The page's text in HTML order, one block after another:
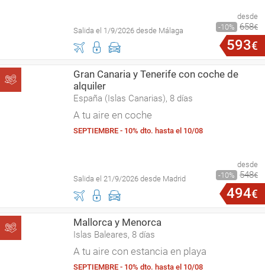
Salida el 1/9/2026 desde Málaga
desde
10
658€
593€
Gran Canaria y Tenerife con coche de
alquiler
España (Islas Canarias), 8 días
A tu aire en coche
SEPTIEMBRE - 10% dto. hasta el 10/08
Salida el 21/9/2026 desde Madrid
desde
10
548€
494€
Mallorca y Menorca
Islas Baleares, 8 días
A tu aire con estancia en playa
SEPTIEMBRE - 10% dto. hasta el 10/08